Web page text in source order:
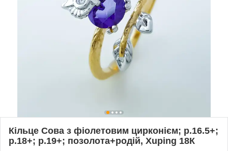
Кільце Сова з фіолетовим цирконієм; р.16.5+;
р.18+; р.19+; позолота+родій, Xuping 18К